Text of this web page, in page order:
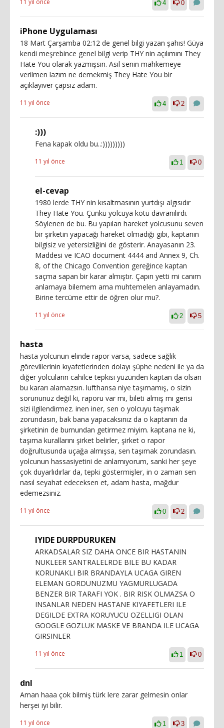
11 yıl önce 4 0
iPhone Uygulaması
18 Mart Çarşamba 02:12 de genel bilgi yazan şahıs! Güya
kendi meşrebince genel bilgi verip THY nin açılımını They
Hate You olarak yazmışsın. Asıl senin mahkemeye
verilmen lazım ne demekmiş They Hate You bir
açıklayıver çapsız adam.
11 yıl önce 4 2
:)))
Fena kapak oldu bu..:)))))))))
11 yıl önce 1 0
el-cevap
1980 lerde THY nin kısaltmasının yurtdışı algısıdır
They Hate You. Çünkü yolcuya kötü davranılırdı.
Söylenen de bu. Bu yapılan hareket yolcusunu seven
bir şirketin yapacağı hareket olmadığı gibi, kaptanın
bilgisiz ve yetersizliğini de gösterir. Anayasanın 23.
Maddesi ve ICAO document 4444 and Annex 9, Ch.
8, of the Chicago Convention gereğince kaptan
saçma sapan bir karar almıştır. Çapın yetti mi canım
anlamaya bilemem ama muhtemelen anlayamadın.
Birine tercüme ettir de öğren olur mu?.
11 yıl önce 2 5
hasta
hasta yolcunun elinde rapor varsa, sadece sağlık
görevlilerinin kıyafetlerinden dolayı şüphe nedeni ile ya da
diğer yolcuların cahilce tepkisi yüzünden kaptan da olsan
bu kararı alamazsın. lufthansa niye taşımamış, o sizin
sorununuz değil ki, raporu var mı, bileti almış mı gerisi
sizi ilgilendirmez. inen iner, sen o yolcuyu taşımak
zorundasın, bak bana yapacaksınız da o kaptanın da
şirketinin de burnundan getirmez miyim. kaptana ne ki,
taşıma kurallarını şirket belirler, şirket o rapor
doğrultusunda uçağa almışsa, sen taşımak zorundasın.
yolcunun hassasiyetini de anlamıyorum, sanki her şeye
çok duyarlıdırlar da, tepki göstermişler, in o zaman sen
nasıl seyahat edeceksen et, adam hasta, mağdur
edemezsiniz.
11 yıl önce 0 2
IYIDE DURPDURUKEN
ARKADSALAR SIZ DAHA ONCE BIR HASTANIN
NUKLEER SANTRALELRDE BILE BU KADAR
KORUNAKLI BIR BRANDAYLA UCAGA GIREN
ELEMAN GORDUNUZMU YAGMURLUGADA
BENZER BIR TARAFI YOK . BIR RISK OLMAZSA O
INSANLAR NEDEN HASTANE KIYAFETLERI ILE
DEGILDE EXTRA KORUYUCU OZELLIGI OLAN
GOOGLE GOZLUK MASKE VE BRANDA ILE UCAGA
GIRSINLER
11 yıl önce 1 0
dnl
Aman haaa çok bilmiş türk lere zarar gelmesin onlar
herşei iyi bilir.
11 yıl önce 1 3